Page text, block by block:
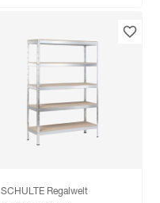
SCHULTE Regalwelt